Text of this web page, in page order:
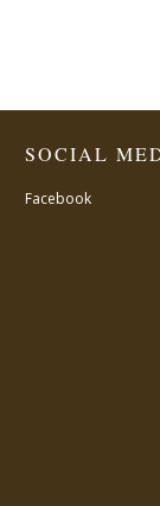
SOCIAL
Facebook